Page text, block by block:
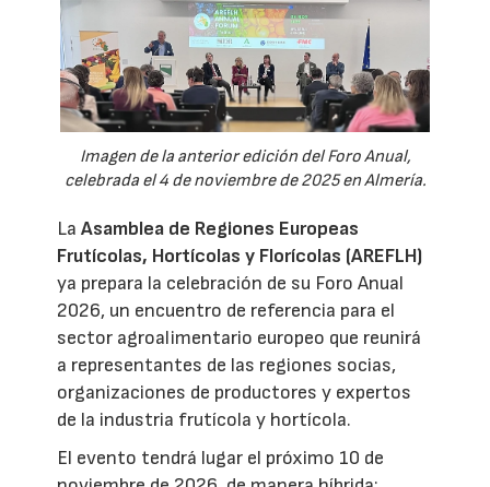
Imagen de la anterior edición del Foro Anual,
celebrada el 4 de noviembre de 2025 en Almería.
LaAsamblea de Regiones Europeas
Frutícolas, Hortícolas y Florícolas (AREFLH)
ya prepara la celebración de su Foro Anual
2026, un encuentro de referencia para el
sector agroalimentario europeo que reunirá
a representantes de las regiones socias,
organizaciones de productores y expertos
de la industria frutícola y hortícola.
El evento tendrá lugar el próximo 10 de